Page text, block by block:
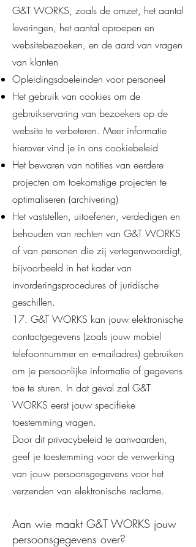
G&T WORKS, zoals de omzet, het aantal
leveringen, het aantal oproepen en
websitebezoeken, en de aard van vragen
van klanten
Opleidingsdoeleinden voor personeel
Het gebruik van cookies om de
gebruikservaring van bezoekers op de
website te verbeteren. Meer informatie
hierover vind je in ons cookiebeleid
Het bewaren van notities van eerdere
projecten om toekomstige projecten te
optimaliseren (archivering)
Het vaststellen, uitoefenen, verdedigen en
behouden van rechten van G&T WORKS
of van personen die zij vertegenwoordigt,
bijvoorbeeld in het kader van
invorderingsprocedures of juridische
geschillen.
17. G&T WORKS kan jouw elektronische
contactgegevens (zoals jouw mobiel
telefoonnummer en e-mailadres) gebruiken
om je persoonlijke informatie of gegevens
toe te sturen. In dat geval zal G&T
WORKS eerst jouw specifieke
toestemming vragen.
Door dit privacybeleid te aanvaarden,
geef je toestemming voor de verwerking
van jouw persoonsgegevens voor het
verzenden van elektronische reclame.
Aan wie maakt G&T WORKS jouw
persoonsgegevens over?